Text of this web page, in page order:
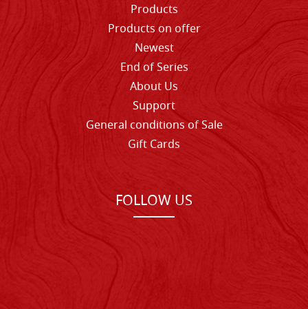
Products
Products on offer
Newest
End of Series
About Us
Support
General conditions of Sale
Gift Cards
FOLLOW US